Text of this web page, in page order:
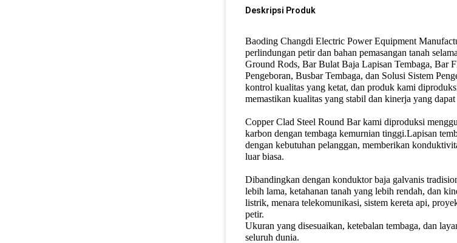
Deskripsi Produk
Baoding Changdi Electric Power Equipment
perlindungan petir dan bahan pemasangan tanah
Ground Rods, Bar Bulat Baja Lapisan Tembaga, Bar
Pengeboran, Busbar Tembaga, dan Solusi Sistem
kontrol kualitas yang ketat, dan produk kami
memastikan kualitas yang stabil dan kinerja yang
Copper Clad Steel Round Bar kami diproduksi
karbon dengan tembaga kemurnian tinggi.Lapisan
dengan kebutuhan pelanggan, memberikan
luar biasa.
Dibandingkan dengan konduktor baja galvanis
lebih lama, ketahanan tanah yang lebih rendah, dan
listrik, menara telekomunikasi, sistem kereta api,
petir.
Ukuran yang disesuaikan, ketebalan tembaga, dan
seluruh dunia.